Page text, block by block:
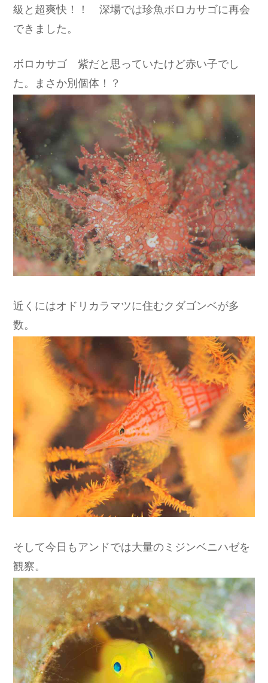
級と超爽快！！ 深場では珍魚ボロカサゴに再会
できました。
ボロカサゴ 紫だと思っていたけど赤い子でし
た。まさか別個体！？
近くにはオドリカラマツに住むクダゴンベが多
数。
そして今日もアンドでは大量のミジンベニハゼを
観察。